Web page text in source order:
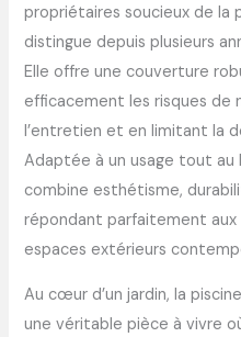
propriétaires soucieux de la
distingue depuis plusieurs
Elle offre une couverture
efficacement les risques
l’entretien et en limitant la
Adaptée à un usage tout au
combine esthétisme,
répondant parfaitement
espaces extérieurs
Au cœur d’un jardin, la
une véritable pièce à vivre